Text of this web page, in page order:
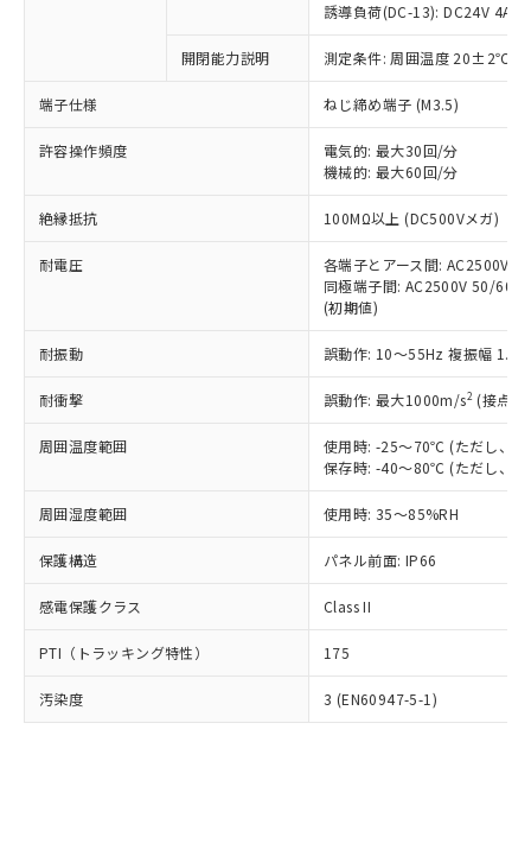
誘導負荷(DC-13): DC24V 4A/
開閉能力説明 測定条件: 周囲温度 20±2℃、
端子仕様 ねじ締め端子 (M3.5)
許容操作頻度
電気的: 最大30回/分
機械的: 最大60回/分
絶縁抵抗 100MΩ以上 (DC500Vメガ)
耐電圧
各端子とアース間: AC2500V
同極端子間: AC2500V 50/
(初期値)
耐振動 誤動作: 10～55Hz 複振幅
耐衝撃 誤動作: 最大1000m/s2 (接点
周囲温度範囲
使用時: -25～70℃ (ただし、氷
保存時: -40～80℃ (ただし、氷
周囲湿度範囲 使用時: 35～85%RH
保護構造 パネル前面: IP66
感電保護クラス Class II
PTI（トラッキング特性） 175
汚染度 3 (EN60947-5-1)
以下の条件をお読みいただき、同意のうえ
本サービスは、当社制御機器事業取扱
商品の当社在庫状況および標準価格
(税抜)を提供させていただくもので
当社制御機器事業取扱商品の中には、
本サービスの対象外となる商品もある
ことをご了承ください。
在庫状況および標準価格照会結果は、
記載している更新日時点での社内デー
タに基づき作成されるものであり、閲
覧された時点での実際の在庫および標
準価格とは異なる場合があることをご
正式な納期状況および標準価格はお客
様のお取引先、またはお客様担当のオ
ムロン制御機器販売店・当社販売員に
オムロン制御機器販売店や当社販売拠
販売ネットワーク
」をご確認
ください。
在庫状況および標準価格結果を当社の
事前の承諾なく第三者に漏洩または開
示しないようお願いします。
マイパーツ機能（部品リスト作成サー
ビス）をご利用いただくには、I-Web
対応予定なし：EU RoHS指令（10物質）の
非含有に非対応の商品で、対応品を出す予
調査・確認中：EU RoHS指令（10物質）の
非含有の対応状況を調査中または確認中の
商品です。
害物質有無と関係のない商品です。
仕入先様の事情により、非含有部品として
いたものが、含有品と判明した場合などや
むを得ず変更することがあります。
鉛(Pb) 1000ppm以下、 水銀(Hg) 1000ppm以下、 カド
六価クロム(Cr(Ⅵ)) 1000ppm以下、ポリ臭化ビフェニル
類(PBB) 1000ppm以下、ポリ臭化ジフェニルエーテル類
(PBDE) 1000ppm以下、フタル酸ビス(2-エチルヘキシ
ル) (DEHP)(別名：DOP) 1000ppm以下、フタル酸ブチ
ルベンジル（BBP） 1000ppm以下、フタル酸ジブチル
（DBP） 1000ppm以下、フタル酸ジイソブチル
但し、RoHS指令で産業用監視および制御機器に対する
フタル酸エステル類の４物質については閾値を超える意
図的な使用がないことを確認しています。
※2 対応予定月
部品在庫の切り替え状況などにより、予定
月が前後することがあります。
「○」：最大均質材料含有率が中国RoHSの
基準値以下であることを示します。
「×」：最大均質材料含有率が中国RoHSの
基準値を超えていることを示します。
「－」：未確認です。当社販売部門へお問
*中国RoHS10物質の基準値 (GB/T26572)：
Pb(鉛) :1000ppm、 Hg(水銀) : 1000ppm、 Cd(カドミウ
Cr(Ⅵ)(六価クロム) : 1000ppm、 PBBs(ポリ臭化ビフェ
ニル類) : 1000ppm、 PBDEs(ポリ臭化ジフェニルエーテ
ル類) : 1000ppm、
DBP(フタル酸ジブチル) : 1000ppm、 DIBP(フタル酸ジ
DEHP(フタル酸ビス(2-エチルヘキシル)) : 1000ppm
「ｅ」：有害物質（10物質）のすべてが基
準値以下であることを示します。
「10」：通常の使用状況下において有害物
質が外部に漏えいし、環境に深刻な影響を
当社は、これら貴社製品のうち、外国
為替および外国貿易法に定める商品
（以下｢規制貨物等」という）を輸出
または国外への提供する場合は、日本
国政府の輸出許可(または役務取引許
可)を取得するなどの必要な手続きを
当社は規制貨物を破棄する場合は、完
全に破砕するなど、違法に輸出されな
いよう必要な手段を講じます。
当社は貴社製品を、核兵器、ミサイ
ル、化学兵器、生物兵器またはその他
武器並びにこれらの製造装置等に一切
当社は、貴社製品を第三者に販売する
場合は、上記1、2および3の内容を当
該第三者に通知します。また当社は、
販売先および販売に係わる関係者が違
法に輸出するおそれがある場合は、取
一定数以上の在庫あり
一定数には満たないが在庫あり
在庫なし(最新の在庫状況につ
いては、お客様のお取引先、ま
たはお客様担当のオムロン制御
機器販売店・当社販売員にご確
認ください)
白
受注生産機種、また在庫状況の
情報を公開していない機種